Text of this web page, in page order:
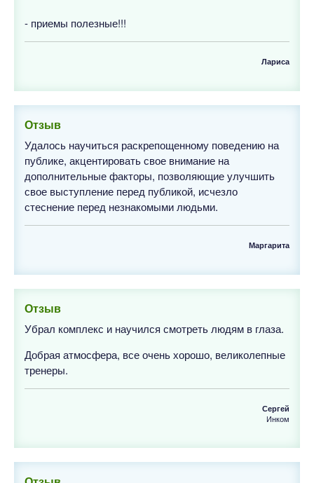
- приемы полезные!!!
Лариса
Отзыв
Удалось научиться раскрепощенному поведению на
публике, акцентировать свое внимание на
дополнительные факторы, позволяющие улучшить
свое выступление перед публикой, исчезло
стеснение перед незнакомыми людьми.
Маргарита
Отзыв
Убрал комплекс и научился смотреть людям в глаза.
Добрая атмосфера, все очень хорошо, великолепные
тренеры.
Сергей
Инком